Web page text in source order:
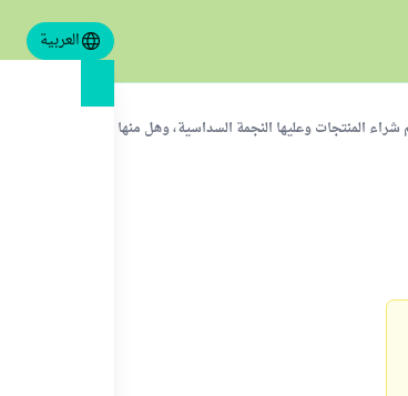
العربية
المنتجات وعليها النجمة السداسية، وهل منها منتجات "مونت